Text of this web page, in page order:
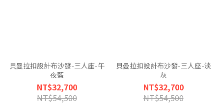
貝曼拉扣設計布沙發-三人座-午
夜藍
NT$32,700
NT$54,500
貝曼拉扣設計布沙發-三人座-淡
灰
NT$32,700
NT$54,500